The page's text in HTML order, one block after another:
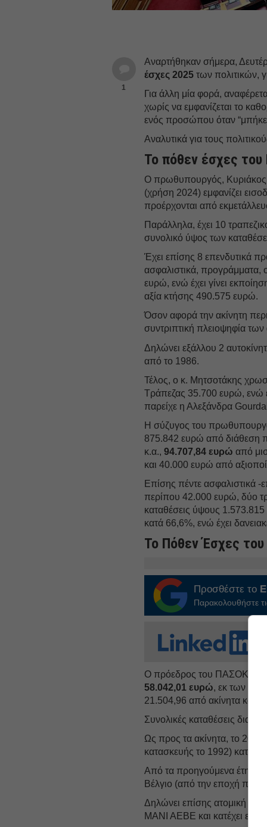
1
Αναρτήθηκαν σήμερα,
έσχες 2025 των πολιτικών,
Για άλλη μία φορά,
χωρίς να εμφανίζεται το
ενός προσώπου όταν “μπήκε”
Αναλυτικά για τους
Το πόθεν έσχες
Ο πρωθυπουργός, Κυριάκος
(χρήση 2024) εμφανίζει
προέρχονται από
Παράλληλα, έχει 10
συνολικό ύψος των
Έχει επίσης 8 επενδυτικά
ασφαλιστικά, προγράμματα,
ευρώ, ενώ έχει γίνει
αξία κτήσης 490.575 ευρώ.
Όσον αφορά την ακίνητη
συντριπτική πλειοψηφία
Δηλώνει εξάλλου 2
από το 1986.
Τέλος, ο κ. Μητσοτάκης
Τράπεζας 35.700 ευρώ, ενώ
παρείχε η Αλεξάνδρα
Η σύζυγος του
875.842 ευρώ από διάθεση
κ.α.,94.707,84 ευρώ από
και 40.000 ευρώ από
Επίσης πέντε ασφαλιστικά -
περίπου 42.000 ευρώ, δύο
καταθέσεις ύψους 1.573.815
κατά 66,6%, ενώ έχει
Το Πόθεν Έσχες
Προσθέστε το
Παρακολουθήστε
Ο πρόεδρος του ΠΑΣΟΚ
58.042,01 ευρώ, εκ των
21.504,96 από ακίνητα και
Συνολικές καταθέσεις
Ως προς τα ακίνητα, το 2024
κατασκευής το 1992)
Από τα προηγούμενα έτη
Βέλγιο (από την εποχή που
Δηλώνει επίσης ατομική
ΜΑΝΙ ΑΕΒΕ και κατέχει